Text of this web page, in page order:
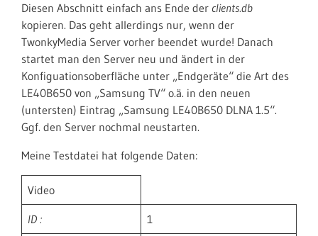
Diesen Abschnitt einfach ans Ende der clients.db
kopieren. Das geht allerdings nur, wenn der
TwonkyMedia Server vorher beendet wurde! Danach
startet man den Server neu und ändert in der
Konfiguationsoberfläche unter „Endgeräte“ die Art des
LE40B650 von „Samsung TV“ o.ä. in den neuen
(untersten) Eintrag „Samsung LE40B650 DLNA 1.5“.
Ggf. den Server nochmal neustarten.
Meine Testdatei hat folgende Daten:
Video
ID : 1